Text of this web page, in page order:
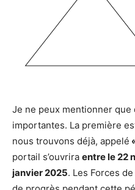
Je ne peux mentionner
importantes. La première
nous trouvons déjà, appelé
portail s’ouvrira entre le 22
janvier 2025. Les Forces